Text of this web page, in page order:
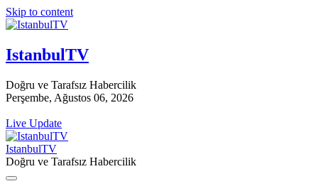
Skip to content
IstanbulTV
Doğru ve Tarafsız Habercilik
Perşembe, Ağustos 06, 2026
Live Update
IstanbulTV
Doğru ve Tarafsız Habercilik